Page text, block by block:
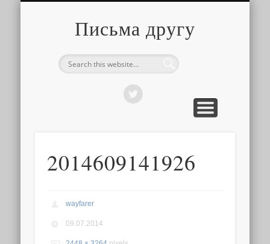
Письма другу
2014609141926
wayfarer
09.07.2014